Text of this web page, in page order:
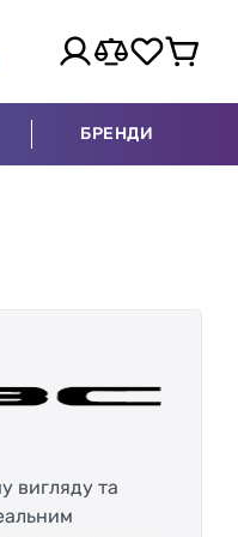
БРЕНДИ
вигляду та